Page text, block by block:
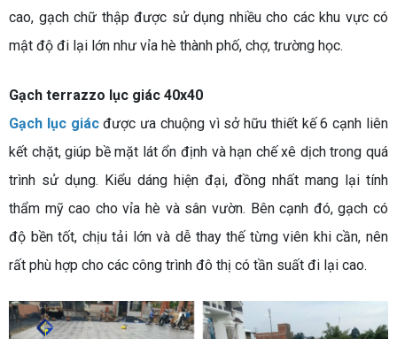
cao, gạch chữ thập được sử dụng nhiều cho các khu vực có
mật độ đi lại lớn như vỉa hè thành phố, chợ, trường học.
Gạch terrazzo lục giác 40x40
Gạch lục giácđược ưa chuộng vì sở hữu thiết kế 6 cạnh liên
kết chặt, giúp bề mặt lát ổn định và hạn chế xê dịch trong quá
trình sử dụng. Kiểu dáng hiện đại, đồng nhất mang lại tính
thẩm mỹ cao cho vỉa hè và sân vườn. Bên cạnh đó, gạch có
độ bền tốt, chịu tải lớn và dễ thay thế từng viên khi cần, nên
rất phù hợp cho các công trình đô thị có tần suất đi lại cao.